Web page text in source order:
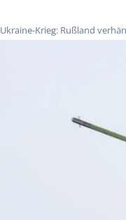
Ukraine-Krieg: Rußland